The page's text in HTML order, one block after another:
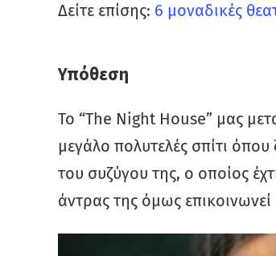
Δείτε επίσης: 6 μοναδικές
Υπόθεση
Το “The Night House” μας
μεγάλο πολυτελές σπίτι όπου
του συζύγου της, ο οποίος
άντρας της όμως επικοινωνεί